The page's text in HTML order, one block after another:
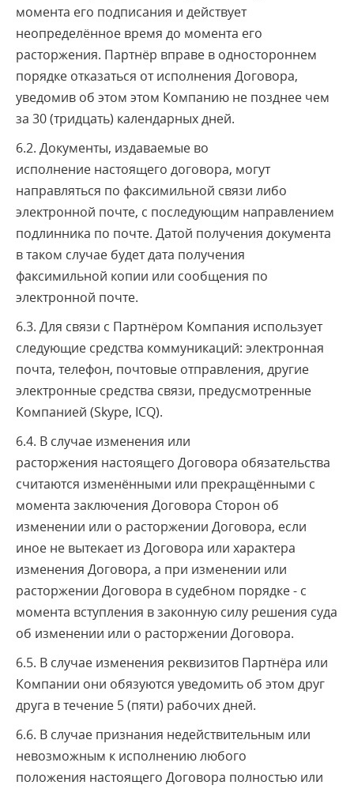
момента его подписания и действует
неопределённое время до момента его
расторжения. Партнёр вправе в одностороннем
порядке отказаться от исполнения Договора,
уведомив об этом этом Компанию не позднее чем
за 30 (тридцать) календарных дней.
6.2. Документы, издаваемые во
исполнение настоящего договора, могут
направляться по факсимильной связи либо
электронной почте, с последующим направлением
подлинника по почте. Датой получения документа
в таком случае будет дата получения
факсимильной копии или сообщения по
электронной почте.
6.3. Для связи с Партнёром Компания использует
следующие средства коммуникаций: электронная
почта, телефон, почтовые отправления, другие
электронные средства связи, предусмотренные
Компанией (Skype, ICQ).
6.4. В случае изменения или
расторжения настоящего Договора обязательства
считаются изменёнными или прекращёнными с
момента заключения Договора Сторон об
изменении или о расторжении Договора, если
иное не вытекает из Договора или характера
изменения Договора, а при изменении или
расторжении Договора в судебном порядке - с
момента вступления в законную силу решения суда
об изменении или о расторжении Договора.
6.5. В случае изменения реквизитов Партнёра или
Компании они обязуются уведомить об этом друг
друга в течение 5 (пяти) рабочих дней.
6.6. В случае признания недействительным или
невозможным к исполнению любого
положения настоящего Договора полностью или